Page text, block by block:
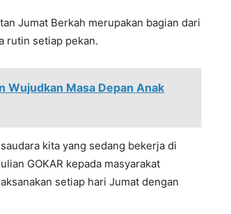
Jumat Berkah merupakan bagian dari
rutin setiap pekan.
Wujudkan Masa Depan Anak
kita yang sedang bekerja di
GOKAR kepada masyarakat
setiap hari Jumat dengan